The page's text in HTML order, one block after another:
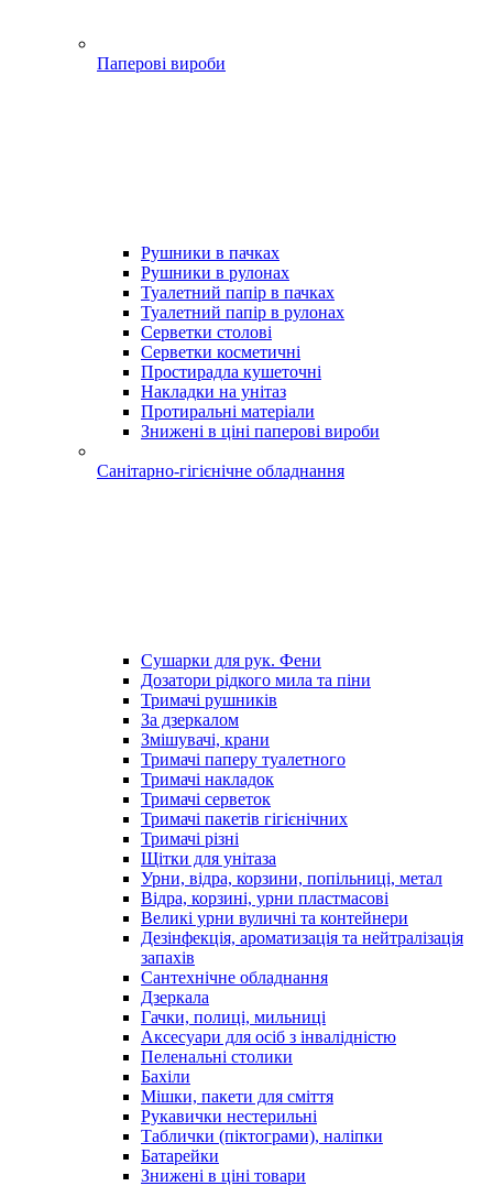
Паперові вироби
Рушники в пачках
Рушники в рулонах
Туалетний папір в пачках
Туалетний папір в рулонах
Серветки столові
Серветки косметичні
Простирадла кушеточні
Накладки на унітаз
Протиральні матеріали
Знижені в ціні паперові вироби
Санітарно-гігієнічне обладнання
Сушарки для рук. Фени
Дозатори рідкого мила та піни
Тримачі рушників
За дзеркалом
Змішувачі, крани
Тримачі паперу туалетного
Тримачі накладок
Тримачі серветок
Тримачі пакетів гігієнічних
Тримачі різні
Щітки для унітаза
Урни, відра, корзини, попільниці, метал
Відра, корзині, урни пластмасові
Великі урни вуличні та контейнери
Дезінфекція, ароматизація та нейтралізація
запахів
Сантехнічне обладнання
Дзеркала
Гачки, полиці, мильниці
Аксесуари для осіб з інвалідністю
Пеленальні столики
Бахіли
Мішки, пакети для сміття
Рукавички нестерильні
Таблички (піктограми), наліпки
Батарейки
Знижені в ціні товари